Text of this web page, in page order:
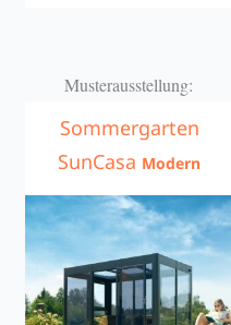
Musterausstellung:
Sommergarten
SunCasa Modern